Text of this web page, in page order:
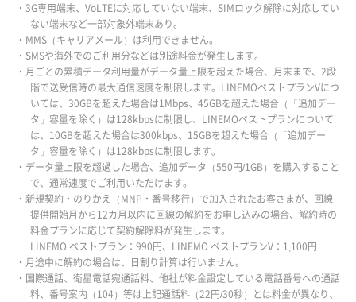
・3G専用端末、VoLTEに対応していない端末、SIMロック解除に対応してい
ない端末など一部対象外端末あり。
・MMS（キャリアメール）は利用できません。
・SMSや海外でのご利用分などは別途料金が発生します。
・月ごとの累積データ利用量がデータ量上限を超えた場合、月末まで、2段
階で送受信時の最大通信速度を制限します。LINEMOベストプランVにつ
いては、30GBを超えた場合は1Mbps、45GBを超えた場合（「追加デー
タ」容量を除く）は128kbpsに制限し、LINEMOベストプランについて
は、10GBを超えた場合は300kbps、15GBを超えた場合（「追加デー
タ」容量を除く）は128kbpsに制限します。
・データ量上限を超過した場合、追加データ（550円/1GB）を購入すること
で、通常速度でご利用いただけます。
・新規契約・のりかえ（MNP・番号移行）で加入されたお客さまが、回線
提供開始月から12カ月以内に回線の解約をお申し込みの場合、解約時の
料金プランに応じて契約解除料が発生します。
LINEMO ベストプラン：990円、LINEMO ベストプランV：1,100円
・月途中に解約の場合は、日割り計算は行いません。
・国際通話、衛星電話宛通話料、他社が料金設定している電話番号への通話
料、番号案内（104）等は上記通話料（22円/30秒）とは料金が異なり、